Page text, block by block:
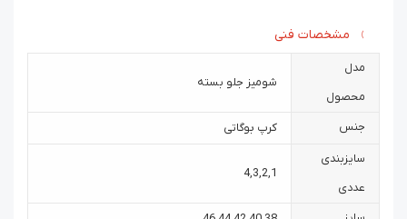
مشخصات فنی
مدل
محصول
شومیز جلو بسته
جنس کرپ بوگاتی
سایزبندی
عددی
1
,
2
,
3
,
4